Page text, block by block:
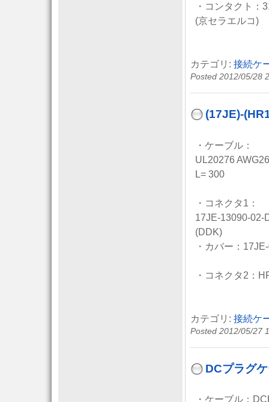
・コンタクト：
(京セラエルコ)
カテゴリ: 接続ケ
Posted 2012/05/28
(17JE)-
・ケーブル：
UL20276
L= 300
・コネクタ1：
17JE-13090-02-
(DDK)
・カバー：
・コネクタ2：
カテゴリ: 接続ケ
Posted 2012/05/27
DCプラグ
・ケーブル：